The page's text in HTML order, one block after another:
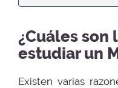
¿Cuáles son
estudiar un
Existen varias